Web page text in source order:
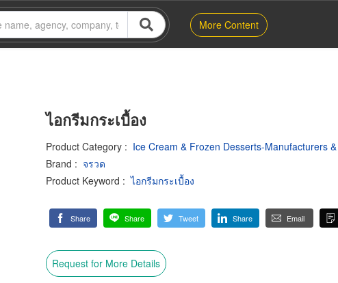
More Content
ไอกรีมกระเบื้อง
Product Category : Ice Cream & Frozen Desserts-Manufacturers
Brand : จรวด
Product Keyword :ไอกรีมกระเบื้อง
Share Share Tweet Share Email
Request for More Details